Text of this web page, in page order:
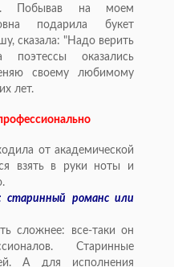
Побывав на моем
подарила букет
сказала: "Надо верить
оказались
своему любимому
лет.
от академической
взять в руки ноты и
романс или
сложнее: все-таки он
Старинные
А для исполнения